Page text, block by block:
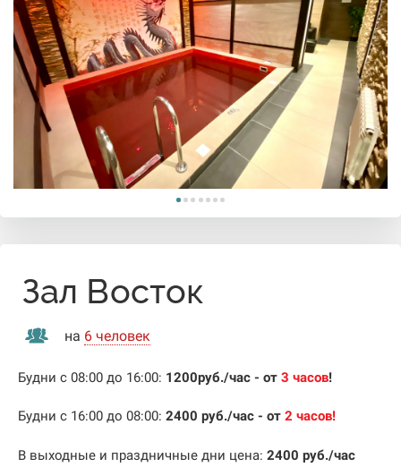
Зал Восток
на 6 человек
Будни с 08:00 до 16:00: 1200руб./час - от 3 часов!
Будни с 16:00 до 08:00: 2400 руб./час - от 2 часов!
В выходные и праздничные дни цена: 2400 руб./час